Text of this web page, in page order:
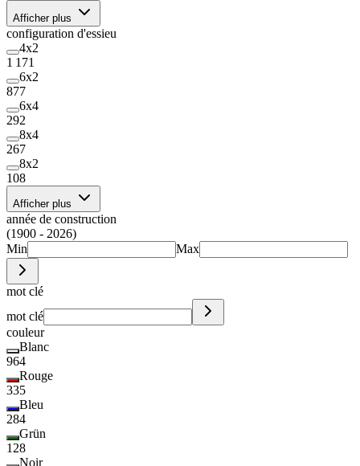
Afficher plus
configuration d'essieu
4x2
1 171
6x2
877
6x4
292
8x4
267
8x2
108
Afficher plus
année de construction
(1900 - 2026)
Min
Max
mot clé
mot clé
couleur
Blanc
964
Rouge
335
Bleu
284
Grün
128
Noir